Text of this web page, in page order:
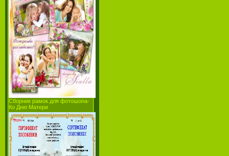
Сборник рамок для фотошопа-
Ко Дню Матери